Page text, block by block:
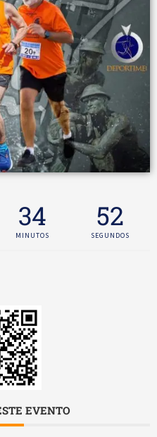
34
MINUTOS
51
SEGUNDOS
EVENTO